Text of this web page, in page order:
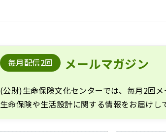
毎月配信2回 メールマガジン
(公財)生命保険文化センターでは、毎月2回メ
生命保険や生活設計に関する情報をお届けし